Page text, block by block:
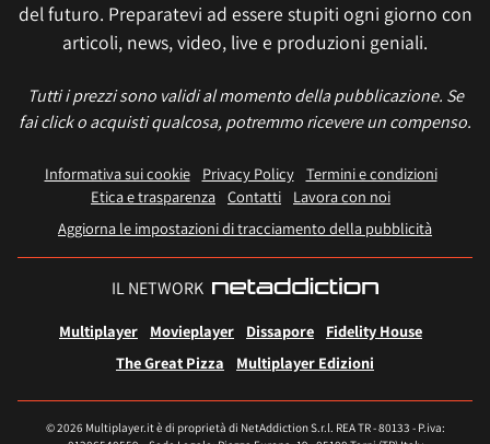
del futuro. Preparatevi ad essere stupiti ogni giorno con
articoli, news, video, live e produzioni geniali.
Tutti i prezzi sono validi al momento della pubblicazione. Se
fai click o acquisti qualcosa, potremmo ricevere un compenso.
Informativa sui cookie Privacy Policy
Termini e condizioni
Etica e trasparenza Contatti
Lavora con noi
Aggiorna le impostazioni di tracciamento della pubblicità
IL NETWORK
Multiplayer Movieplayer Dissapore
Fidelity House
The Great Pizza
Multiplayer Edizioni
© 2026 Multiplayer.it è di proprietà di NetAddiction S.r.l. REA TR - 80133 - P.iva: